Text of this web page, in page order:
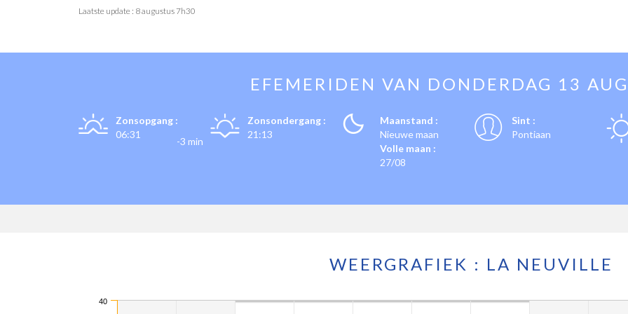
Laatste update : 8 augustus 7h30
EFEMERIDEN VAN DONDERDAG 13
Zonsopgang :
06:31
-3 min
Zonsondergang :
21:13
Maanstand :
Nieuwe maan
Volle maan :
27/08
Sint :
Pontiaan
WEERGRAFIEK : LA NEUVILLE
40